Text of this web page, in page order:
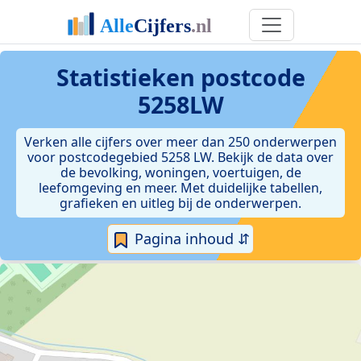
Statistieken postcode
5258LW
Verken alle cijfers over meer dan 250 onderwerpen
voor postcodegebied 5258 LW. Bekijk de data over
de bevolking, woningen, voertuigen, de
leefomgeving en meer. Met duidelijke tabellen,
grafieken en uitleg bij de onderwerpen.
Pagina inhoud ⇵